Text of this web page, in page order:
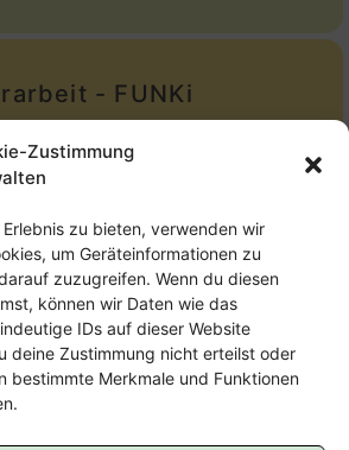
Zustimmung
zu bieten, verwenden wir
um Geräteinformationen zu
zuzugreifen. Wenn du diesen
können wir Daten wie das
IDs auf dieser Website
deine Zustimmung nicht erteilst oder
bestimmte Merkmale und Funktionen
- FUNKi
610749
roethelheimpark.de
- Easthouse
roethelheimpark.de